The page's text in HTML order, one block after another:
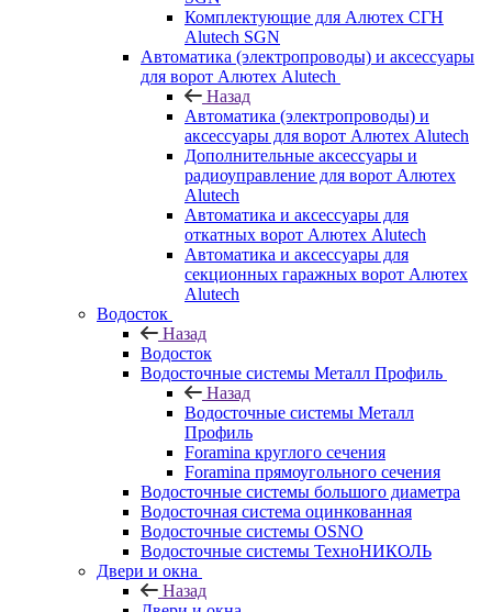
Комплектующие для Алютех СГН
Alutech SGN
Автоматика (электропроводы) и аксессуары
для ворот Алютех Alutech
Назад
Автоматика (электропроводы) и
аксессуары для ворот Алютех Alutech
Дополнительные аксессуары и
радиоуправление для ворот Алютех
Alutech
Автоматика и аксессуары для
откатных ворот Алютех Alutech
Автоматика и аксессуары для
секционных гаражных ворот Алютех
Alutech
Водосток
Назад
Водосток
Водосточные системы Металл Профиль
Назад
Водосточные системы Металл
Профиль
Foramina круглого сечения
Foramina прямоугольного сечения
Водосточные системы большого диаметра
Водосточная система оцинкованная
Водосточные системы OSNO
Водосточные системы ТехноНИКОЛЬ
Двери и окна
Назад